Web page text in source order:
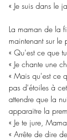
« Je suis dans le
La maman de la
maintenant sur le
« Qu'est ce que
« Je chante une
« Mais qu'est ce
pas d'étoiles à
attendre que la
apparaitre la
« Je te jure,
« Arrête de dire